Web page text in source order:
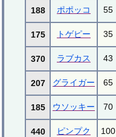
188 ポポッコ 55
175 トゲピー 35
370 ラブカス 43
207 グライガー 65
185 ウソッキー 70
440 ピンプク 100